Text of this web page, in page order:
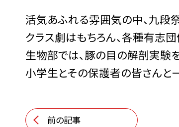
活気あふれる雰囲気の中、九段
クラス劇はもちろん、各種有志
生物部では、豚の目の解剖実験
小学生とその保護者の皆さんと
前の記事